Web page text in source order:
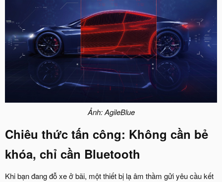
Ảnh: AgileBlue
Chiêu thức tấn công: Không cần bẻ
khóa, chỉ cần Bluetooth​
Khi bạn đang đỗ xe ở bãi, một thiết bị lạ âm thầm gửi yêu cầu kết